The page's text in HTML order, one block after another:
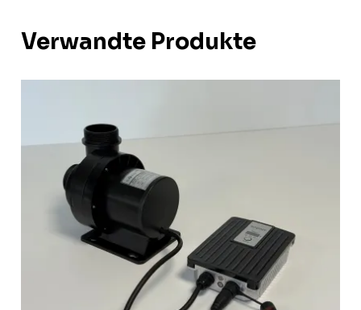
Verwandte Produkte